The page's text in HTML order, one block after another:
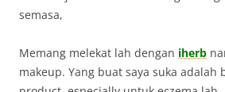
semasa,
Memang melekat lah dengan iherb
makeup. Yang buat saya suka adalah